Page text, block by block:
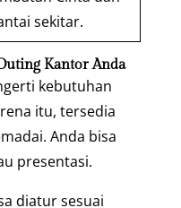
sekitar.
Kantor Anda
kebutuhan
itu, tersedia
Anda bisa
presentasi.
diatur sesuai